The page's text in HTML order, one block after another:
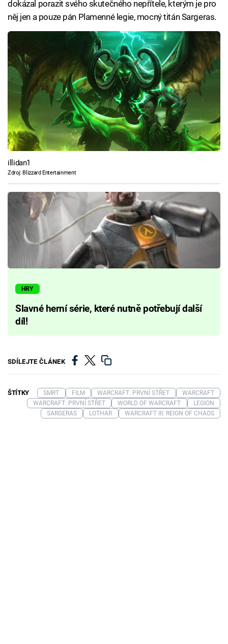
dokázal porazit svého skutečného nepřítele, kterým je pro
něj jen a pouze pán Plamenné legie, mocný titán Sargeras.
illidan1
Zdroj: Blizzard Entertainment
HRY
Slavné herní série, které nutně potřebují další
díl!
SDÍLEJTE ČLÁNEK
ŠTÍTKY SMRT FILM WARCRAFT: PRVNÍ STŘET
WARCRAFT
WARCRAFT: PRVNÍ STŘET
WORLD OF WARCRAFT
LEGION
SARGERAS
LOTHAR WARCRAFT III: REIGN OF CHAOS